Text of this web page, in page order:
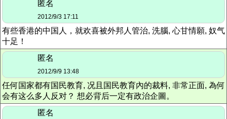
匿名
2012/9/3 17:11
有些香港的中国人，就欢喜被外邦人管治, 洗腦, 心甘情願, 奴气
十足！
匿名
2012/9/9 13:48
任何国家都有国民教育, 况且国民教育內的裁料, 非常正面, 為何
会有这么多人反对？ 想必背后一定有政治企圖。
匿名